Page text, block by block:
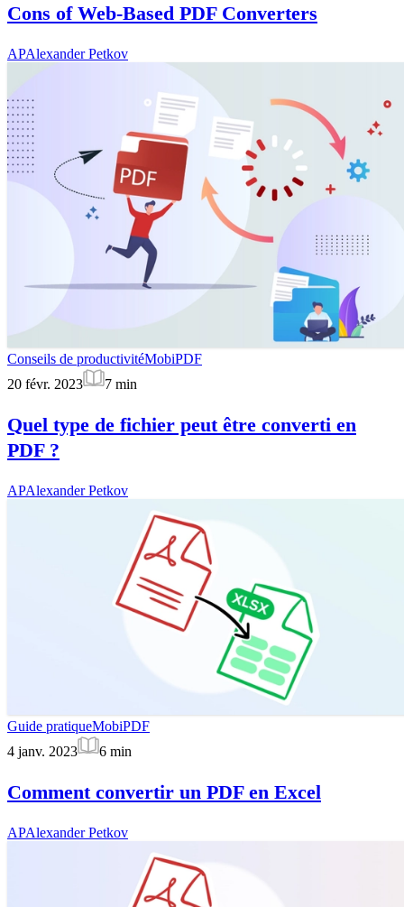
Cons of Web-Based PDF Converters
APAlexander Petkov
Conseils de productivitéMobiPDF
20 févr. 2023
7 min
Quel type de fichier peut être converti en
PDF ?
APAlexander Petkov
Guide pratiqueMobiPDF
4 janv. 2023
6 min
Comment convertir un PDF en Excel
APAlexander Petkov